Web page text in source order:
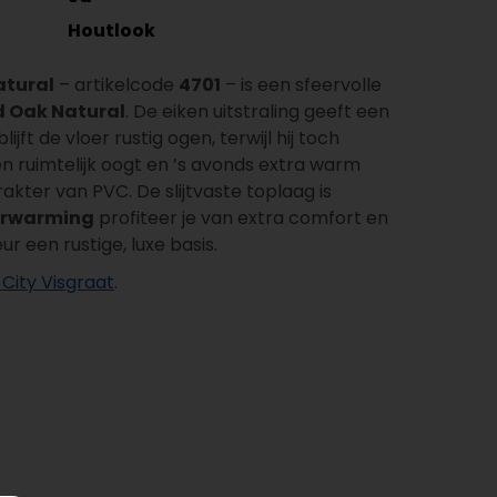
Houtlook
– artikelcode 4701 – is een sfeervolle
Oak Natural. De eiken uitstraling geeft een
de vloer rustig ogen, terwijl hij toch
oogt en ’s avonds extra warm
van PVC. De slijtvaste toplaag is
profiteer je van extra comfort en
een rustige, luxe basis.
Visgraat.